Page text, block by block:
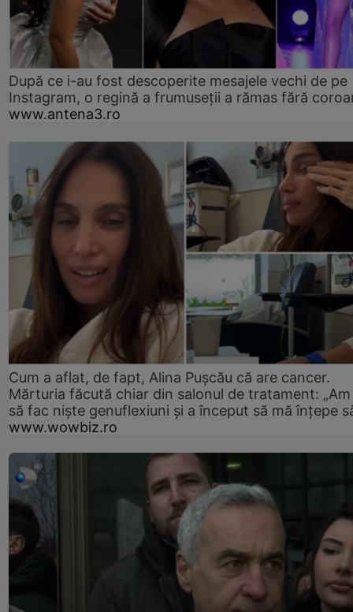
După ce i-au fost descoperite mesajele vechi de pe
Instagram, o regină a frumuseții a rămas fără
www.antena3.ro
Cum a aflat, de fapt, Alina Pușcău că are cancer.
Mărturia făcută chiar din salonul de tratament:
să fac niște genuflexiuni și a început să mă înțepe
www.wowbiz.ro